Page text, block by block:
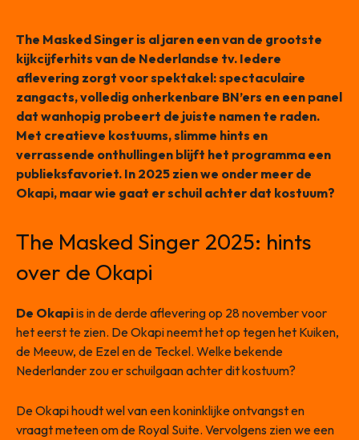
The Masked Singer is al jaren een van de grootste
kijkcijferhits van de Nederlandse tv. Iedere
aflevering zorgt voor spektakel: spectaculaire
zangacts, volledig onherkenbare BN’ers en een panel
dat wanhopig probeert de juiste namen te raden.
Met creatieve kostuums, slimme hints en
verrassende onthullingen blijft het programma een
publieksfavoriet. In 2025 zien we onder meer de
Okapi, maar wie gaat er schuil achter dat kostuum?
The Masked Singer 2025: hints
over de Okapi
De Okapiis in de derde aflevering op 28 november voor
het eerst te zien. De Okapi neemt het op tegen het Kuiken,
de Meeuw, de Ezel en de Teckel. Welke bekende
Nederlander zou er schuilgaan achter dit kostuum?
De Okapi houdt wel van een koninklijke ontvangst en
vraagt meteen om de Royal Suite. Vervolgens zien we een